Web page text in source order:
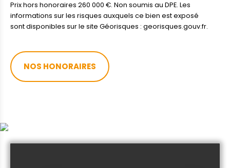
Prix hors honoraires 260 000 €. Non soumis au DPE. Les
informations sur les risques auxquels ce bien est exposé
sont disponibles sur le site Géorisques : georisques.gouv.fr.
NOS HONORAIRES